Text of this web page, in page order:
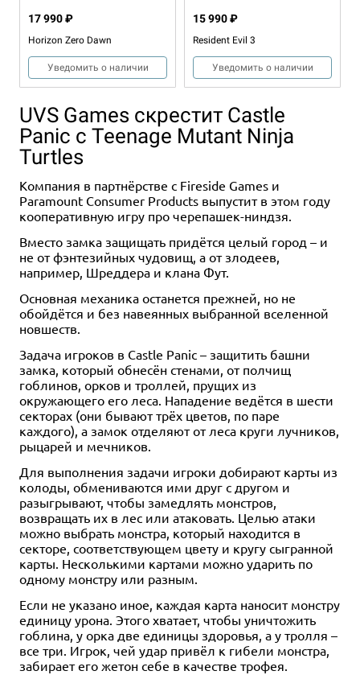
Horizon Zero Dawn
17 990 ₽
Уведомить о наличии
Resident Evil 3
15 990 ₽
Уведомить о наличии
RuneScape Kingdoms: Shadow
8 990 ₽
Купить
Medici
4 990 ₽
Купить
Monster Hunter World:
14 990 ₽
Уведомить о наличии
UVS Games скрестит Castle
Panic с Teenage Mutant Ninja
Turtles
Компания в партнёрстве с Fireside Games и
Paramount Consumer Products выпустит в этом году
кооперативную игру про черепашек-ниндзя.
Вместо замка защищать придётся целый город – и
не от фэнтезийных чудовищ, а от злодеев,
например, Шреддера и клана Фут.
Основная механика останется прежней, но не
обойдётся и без навеянных выбранной вселенной
новшеств.
Задача игроков в Castle Panic – защитить башни
замка, который обнесён стенами, от полчищ
гоблинов, орков и троллей, прущих из
окружающего его леса. Нападение ведётся в шести
секторах (они бывают трёх цветов, по паре
каждого), а замок отделяют от леса круги лучников,
рыцарей и мечников.
Для выполнения задачи игроки добирают карты из
колоды, обмениваются ими друг с другом и
разыгрывают, чтобы замедлять монстров,
возвращать их в лес или атаковать. Целью атаки
можно выбрать монстра, который находится в
секторе, соответствующем цвету и кругу сыгранной
карты. Несколькими картами можно ударить по
одному монстру или разным.
Если не указано иное, каждая карта наносит монстру
единицу урона. Этого хватает, чтобы уничтожить
гоблина, у орка две единицы здоровья, а у тролля –
все три. Игрок, чей удар привёл к гибели монстра,
забирает его жетон себе в качестве трофея.